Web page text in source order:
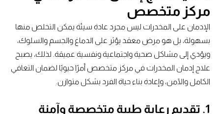
مركز متخصص
الإدمان على المخدرات ليس مجرد عادة سيئة يمكن التخلص منها
بسهولة، بل هو مرض معقد يؤثر على الدماغ والجسم والسلوك،
ويؤدي إلى مشاكل صحية واجتماعية ونفسية عميقة. لذلك، يصبح
علاج إدمان المخدرات في مركز متخصص أمرًا حيويًا لضمان التعافي
الكامل والآمن، وإعادة بناء حياة الفرد بشكل متوازن.